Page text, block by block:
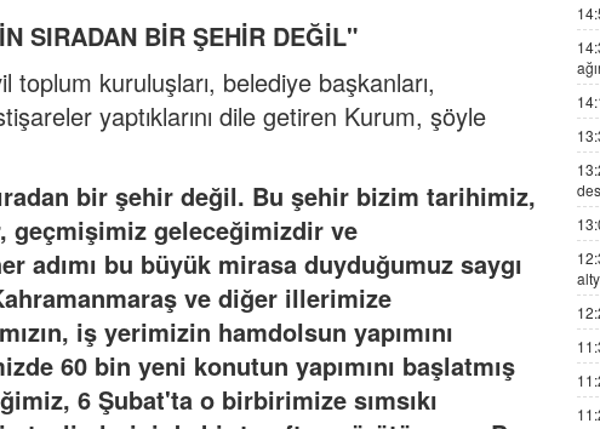
SIRADAN BİR ŞEHİR DEĞİL"
toplum kuruluşları, belediye başkanları,
yaptıklarını dile getiren Kurum, şöyle
bir şehir değil. Bu şehir bizim tarihimiz,
geçmişimiz geleceğimizdir ve
adımı bu büyük mirasa duyduğumuz saygı
ve diğer illerimize
iş yerimizin hamdolsun yapımını
60 bin yeni konutun yapımını başlatmış
6 Şubat'ta o birbirimize sımsıkı